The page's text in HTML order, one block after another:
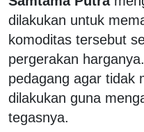
dilakukan untuk
komoditas tersebut
pergerakan
pedagang agar tidak
dilakukan guna
tegasnya.